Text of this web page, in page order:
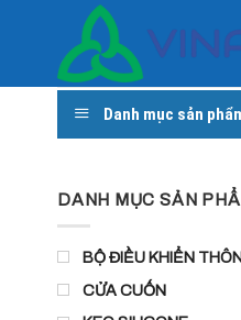
content
Danh mục sản
DANH MỤC SẢN
BỘ ĐIỀU KHIỂN
CỬA CUỐN